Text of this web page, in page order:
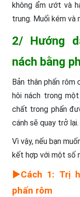
không ẩm ướt và
trung. Muối kém và
2/ Hướng
nách bằng
Bản thân phấn
hôi nách trong
chất trong phấn
cánh sẽ quay trở lại.
Vì vậy, nếu bạn
kết hợp với một số
►Cách 1: Trị
phấn rôm